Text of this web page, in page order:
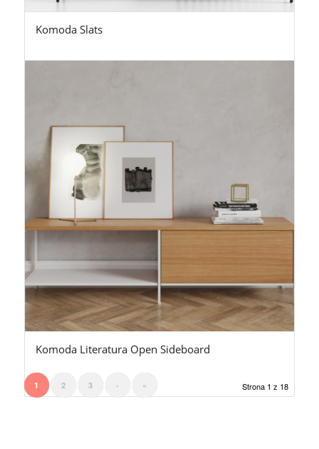
Komoda Slats
Komoda Literatura Open Sideboard
Strona 1 z 18
1 2 3 › »